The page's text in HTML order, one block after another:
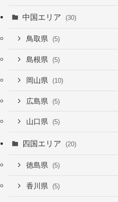
中国エリア (30)
鳥取県 (5)
島根県 (5)
岡山県 (10)
広島県 (5)
山口県 (5)
四国エリア (20)
徳島県 (5)
香川県 (5)